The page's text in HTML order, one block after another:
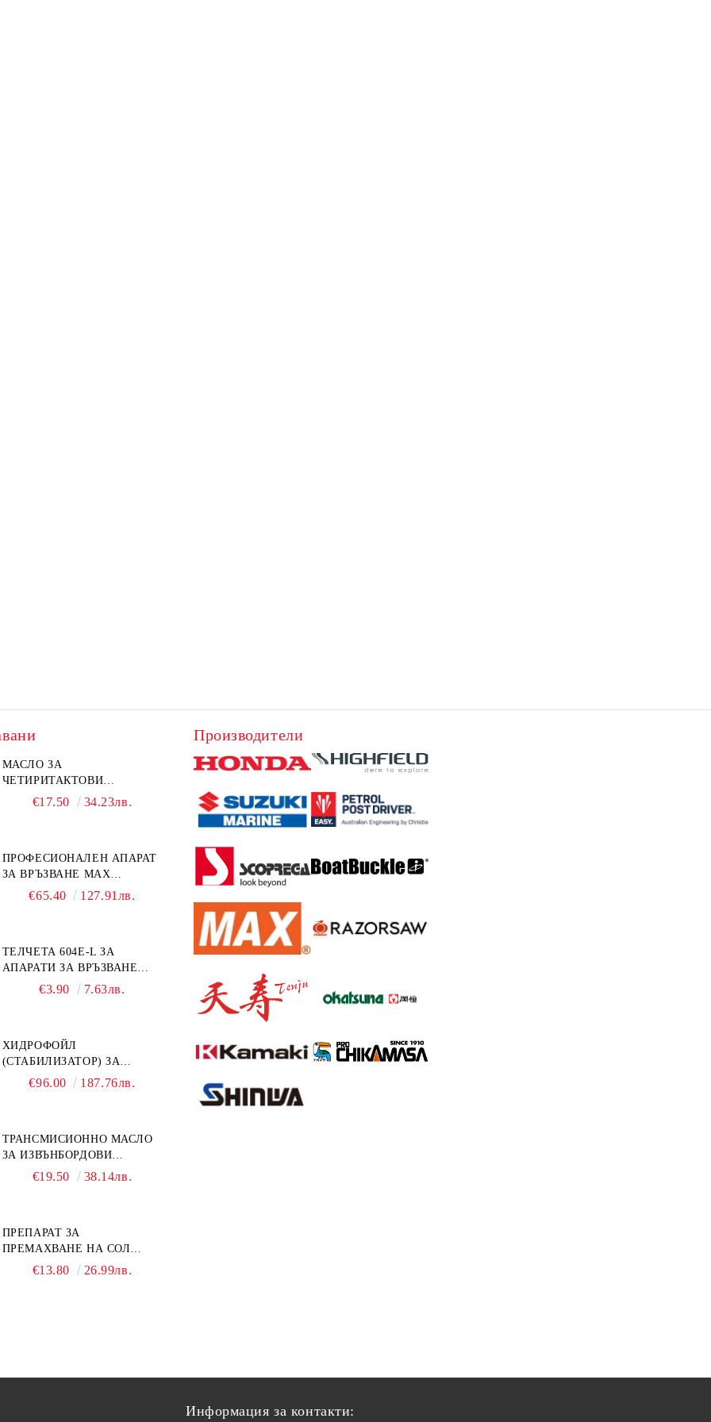
МАСЛО ЗА
ЧЕТИРИТАКТОВИ
ИЗВЪНБОРДОВИ
€17.50 34.23лв.
ПРОФЕСИОНАЛЕН АПАРАТ
ЗА ВРЪЗВАНЕ MAX
TAPENER HT-R45C
€65.40 127.91лв.
ТЕЛЧЕТА 604E-L ЗА
АПАРАТИ ЗА ВРЪЗВАНЕ
MAX HT-R1 И HT-R45C
€3.90 7.63лв.
ХИДРОФОЙЛ
(СТАБИЛИЗАТОР) ЗА
ДВИГАТЕЛИ ОТ 8 ДО 40
€96.00 187.76лв.
ТРАНСМИСИОННО МАСЛО
ЗА ИЗВЪНБОРДОВИ
ДВИГАТЕЛИ GL4 HONDA
€19.50 38.14лв.
ПРЕПАРАТ ЗА
ПРЕМАХВАНЕ НА СОЛ
SALT REMOVER 27 - 1L
€13.80 26.99лв.
Производители
Информация за контакти: